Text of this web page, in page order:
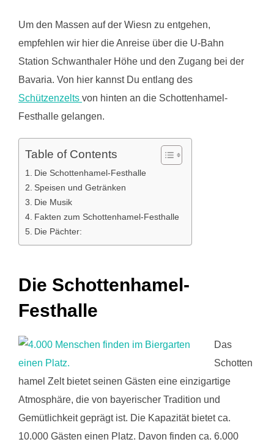
Um den Massen auf der Wiesn zu entgehen,
empfehlen wir hier die Anreise über die U-Bahn
Station Schwanthaler Höhe und den Zugang bei der
Bavaria. Von hier kannst Du entlang des
Schützenzelts von hinten an die Schottenhamel-
Festhalle gelangen.
Table of Contents
Die Schottenhamel-Festhalle
Speisen und Getränken
Die Musik
Fakten zum Schottenhamel-Festhalle
Die Pächter:
Die Schottenhamel-
Festhalle
Das
Schotten
hamel Zelt bietet seinen Gästen eine einzigartige
Atmosphäre, die von bayerischer Tradition und
Gemütlichkeit geprägt ist. Die Kapazität bietet ca.
10.000 Gästen einen Platz. Davon finden ca. 6.000